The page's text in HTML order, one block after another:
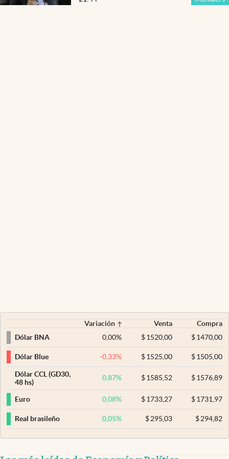
Variación Venta
Compra
Dólar BNA
0,00% $ 1520,00 $1470,00
Dólar Blue -0,33% $ 1525,00 $1505,00
Dólar CCL (GD30,
48 hs)
0,87% $ 1585,52 $1576,89
Euro 0,08% $ 1733,27 $1731,97
Real brasileño 0,05% $ 295,03 $294,82